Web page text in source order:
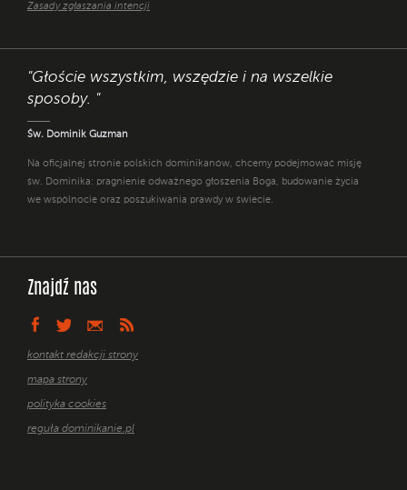
Zasady zgłaszania intencji
"Głoście wszystkim, wszędzie i na wszelkie
sposoby. "
Św. Dominik Guzman
Na oficjalnej stronie polskich dominikanów, chcemy podejmować misję
św. Dominika: pragnienie odważnego głoszenia Boga, budowanie życia
we wspólnocie oraz poszukiwania prawdy w świecie.
Znajdź nas
kontakt redakcji strony
mapa strony
polityka cookies
reguła dominikanie.pl